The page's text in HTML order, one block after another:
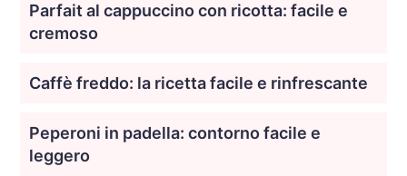
Parfait al cappuccino con ricotta: facile e
cremoso
Caffè freddo: la ricetta facile e rinfrescante
Peperoni in padella: contorno facile e
leggero